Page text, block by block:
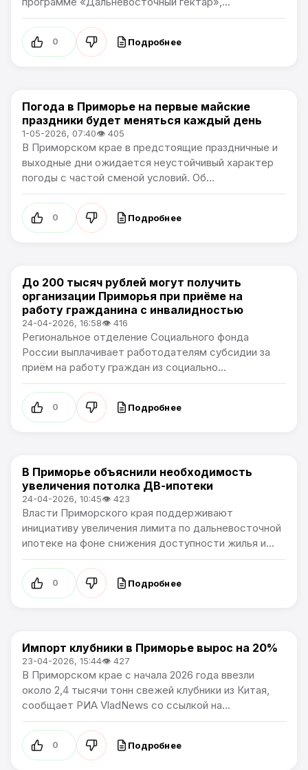
0 Подробнее
Новости Приморского края
Погода в Приморье на первые майские
праздники будет меняться каждый день
1-05-2026, 07:40👁 405
В Приморском крае в предстоящие праздничные и
выходные дни ожидается неустойчивый характер
погоды с частой сменой условий. Об...
0 Подробнее
Новости Приморского края
До 200 тысяч рублей могут получить
организации Приморья при приёме на
работу гражданина с инвалидностью
24-04-2026, 16:58👁 416
Региональное отделение Социального фонда
России выплачивает работодателям субсидии за
приём на работу граждан из социально...
0 Подробнее
Новости Приморского края
В Приморье объяснили необходимость
увеличения потолка ДВ-ипотеки
24-04-2026, 10:45👁 423
Власти Приморского края поддерживают
инициативу увеличения лимита по дальневосточной
ипотеке на фоне снижения доступности жилья и...
0 Подробнее
Новости Приморского края
Импорт клубники в Приморье вырос на 20%
23-04-2026, 15:44👁 427
В Приморском крае с начала 2026 года ввезли
около 2,4 тысячи тонн свежей клубники из Китая,
сообщает РИА VladNews со ссылкой на...
0 Подробнее